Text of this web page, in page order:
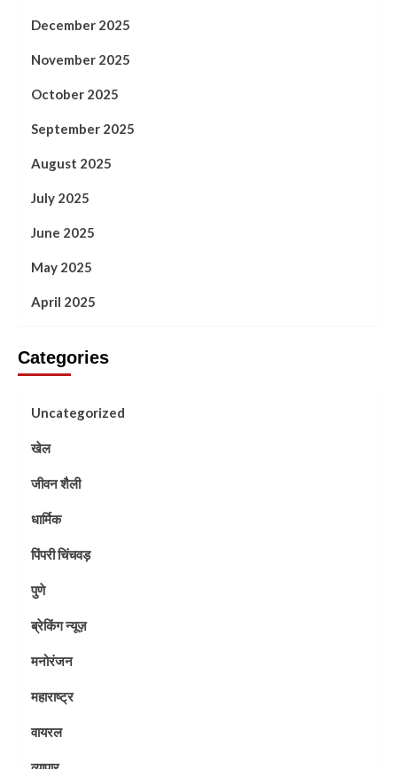
December 2025
November 2025
October 2025
September 2025
August 2025
July 2025
June 2025
May 2025
April 2025
Categories
Uncategorized
खेल
जीवन शैली
धार्मिक
पिंपरी चिंचवड़
पुणे
ब्रेकिंग न्यूज़
मनोरंजन
महाराष्ट्र
वायरल